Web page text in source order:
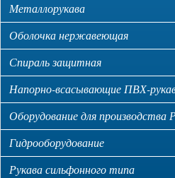
Металлорукава
Оболочка нержавеющая
Спираль защитная
Напорно-всасывающие ПВХ-
Оборудование для производства
Гидрооборудование
Рукава сильфонного типа